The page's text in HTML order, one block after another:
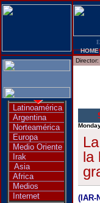
HOME
Latinoamérica
Argentina
Norteamérica
Europa
Medio Oriente
Irak
Asia
Africa
Medios
Internet
Director:
la
(IAR-